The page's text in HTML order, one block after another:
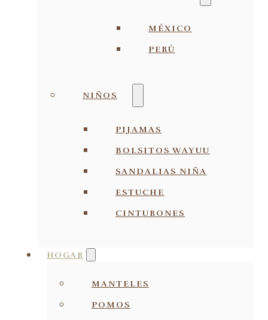
MÉXICO
PERÚ
NIÑOS
PIJAMAS
BOLSITOS WAYUU
SANDALIAS NIÑA
ESTUCHE
CINTURONES
HOGAR
MANTELES
POMOS